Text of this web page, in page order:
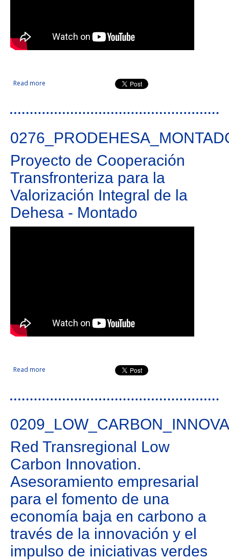
Read more about Nuevas oportunidades para pymes basadas en
tecnologías facilitadoras esenciales (TFE). NOVA_TFE
Proyecto de Cooperación
Transfronteriza para la
Valorización Integral de la
Dehesa - Montado
Read more about Proyecto de Cooperación Transfronteriza para la
Valorización Integral de la Dehesa - Montado
Red Transregional Low
Carbon Innovation.
Asesoramiento empresarial
para el fomento de una
economía baja en carbono a
través de la innovación y el
impulso de iniciativas verdes